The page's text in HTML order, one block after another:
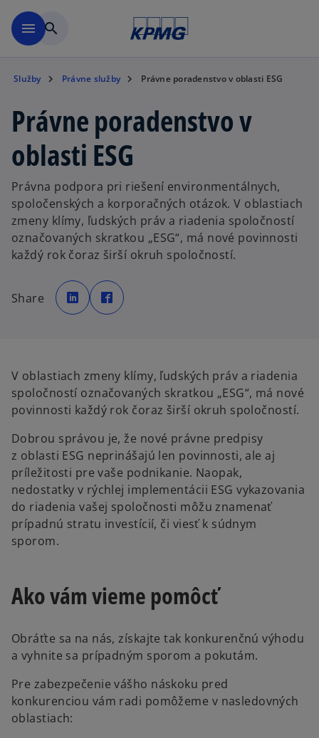
menu search
Služby Právne služby Právne poradenstvo v oblasti ESG
Právne poradenstvo v
oblasti ESG
Právna podpora pri riešení environmentálnych,
spoločenských a korporačných otázok. V oblastiach
zmeny klímy, ľudských práv a riadenia spoločností
označovaných skratkou „ESG“, má nové povinnosti
každý rok čoraz širší okruh spoločností.
Share
o
p
e
n
t
b
p
e
w
t
b
V oblastiach zmeny klímy, ľudských práv a riadenia
spoločností označovaných skratkou „ESG“, má nové
povinnosti každý rok čoraz širší okruh spoločností.
Dobrou správou je, že nové právne predpisy
z oblasti ESG neprinášajú len povinnosti, ale aj
príležitosti pre vaše podnikanie. Naopak,
nedostatky v rýchlej implementácii ESG vykazovania
do riadenia vašej spoločnosti môžu znamenať
prípadnú stratu investícií, či viesť k súdnym
sporom.
Ako vám vieme pomôcť
Obráťte sa na nás, získajte tak konkurenčnú výhodu
a vyhnite sa prípadným sporom a pokutám.
Pre zabezpečenie vášho náskoku pred
konkurenciou vám radi pomôžeme v nasledovných
oblastiach: